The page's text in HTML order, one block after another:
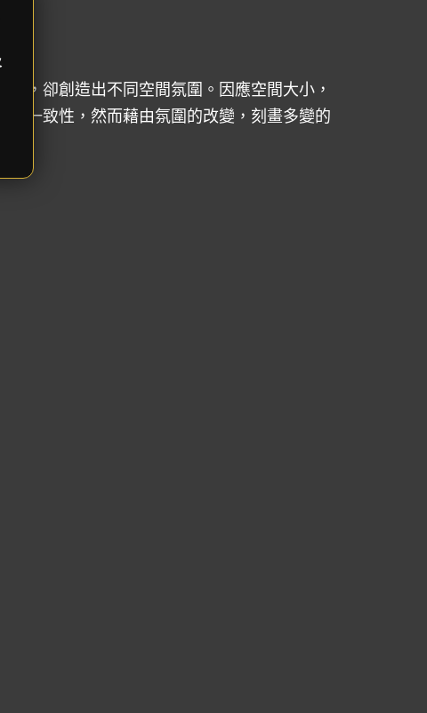
，卻創造出不同空間氛圍。因應空間大小，
一致性，然而藉由氛圍的改變，刻畫多變的